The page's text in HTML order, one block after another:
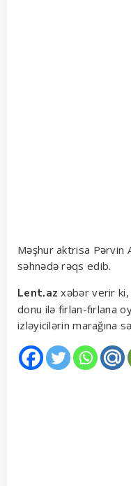
Məşhur aktrisa Pərvin
səhnədə rəqs edib.
Lent.az xəbər verir ki,
donu ilə firlan-fırlana
izləyicilərin marağına